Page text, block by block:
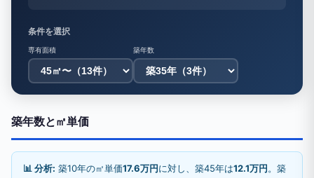
条件を選択
専有面積 築年数
築年数と㎡単価
📊 分析: 築10年の㎡単価17.6万円に対し、築45年は12.1万円。築